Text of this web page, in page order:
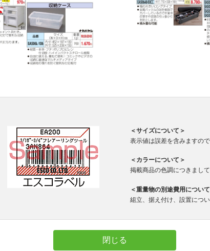
＜サイズについて＞
表示値は誤差を含みますの
＜カラーについて＞
掲載商品の色調につきまし
＜重量物の別途費用につい
組立、据え付け、設置につ
閉じる